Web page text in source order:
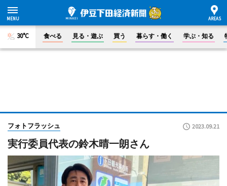
30°C 食べる 見る・遊ぶ 買う 暮らす・働く 学ぶ・知る
フォトフラッシュ 2023.09.21
実行委員代表の鈴木晴一朗さん